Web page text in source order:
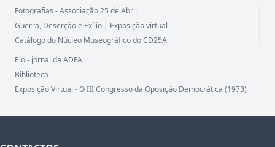
Fotografias - Associação 25 de Abril
Guerra, Deserção e Exílio | Exposição virtual
Catálogo do Núcleo Museográfico do CD25A
Elo - jornal da ADFA
Biblioteca
Exposição Virtual - O III Congresso da Oposição Democrática (1973)